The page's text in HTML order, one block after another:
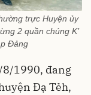
trực Huyện ủy
2 quần chúng K’
Đảng
8/1990, đang
Đạ Tẻh,